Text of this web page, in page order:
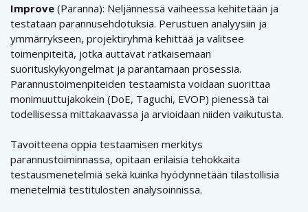
Improve (Paranna): Neljännessä vaiheessa kehitetään ja
testataan parannusehdotuksia. Perustuen analyysiin ja
ymmärrykseen, projektiryhmä kehittää ja valitsee
toimenpiteitä, jotka auttavat ratkaisemaan
suorituskykyongelmat ja parantamaan prosessia.
Parannustoimenpiteiden testaamista voidaan suorittaa
monimuuttujakokein (DoE, Taguchi, EVOP) pienessä tai
todellisessa mittakaavassa ja arvioidaan niiden vaikutusta.
Tavoitteena oppia testaamisen merkitys
parannustoiminnassa, opitaan erilaisia tehokkaita
testausmenetelmiä sekä kuinka hyödynnetään tilastollisia
menetelmiä testitulosten analysoinnissa.